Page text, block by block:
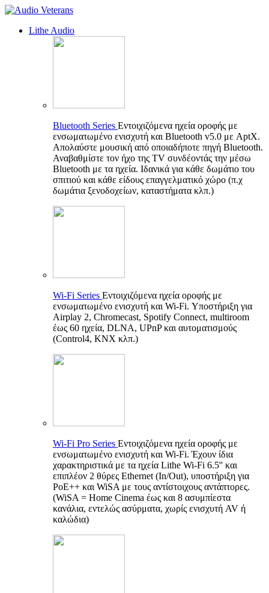
Lithe Audio
Bluetooth Series Εντοιχιζόμενα ηχεία οροφής με
ενσωματωμένο ενισχυτή και Bluetooth v5.0 με AptX.
Απολαύστε μουσική από οποιαδήποτε πηγή Bluetooth.
Αναβαθμίστε τον ήχο της TV συνδέοντάς την μέσω
Bluetooth με τα ηχεία. Ιδανικά για κάθε δωμάτιο του
σπιτιού και κάθε είδους επαγγελματικό χώρο (π.χ
δωμάτια ξενοδοχείων, καταστήματα κλπ.)
Wi-Fi Series Εντοιχιζόμενα ηχεία οροφής με
ενσωματωμένο ενισχυτή και Wi-Fi. Υποστήριξη για
Airplay 2, Chromecast, Spotify Connect, multiroom
έως 60 ηχεία, DLNA, UPnP και αυτοματισμούς
(Control4, KNX κλπ.)
Wi-Fi Pro Series Εντοιχιζόμενα ηχεία οροφής με
ενσωματωμένο ενισχυτή και Wi-Fi. Έχουν ίδια
χαρακτηριστικά με τα ηχεία Lithe Wi-Fi 6.5'' και
επιπλέον 2 θύρες Ethernet (In/Out), υποστήριξη για
PoE++ και WiSA με τους αντίστοιχους αντάπτορες.
(WiSA = Home Cinema έως και 8 ασυμπίεστα
κανάλια, εντελώς ασύρματα, χωρίς ενισχυτή AV ή
καλώδια)